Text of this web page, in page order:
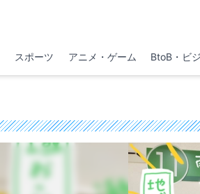
スポーツ アニメ・ゲーム BtoB・ビ